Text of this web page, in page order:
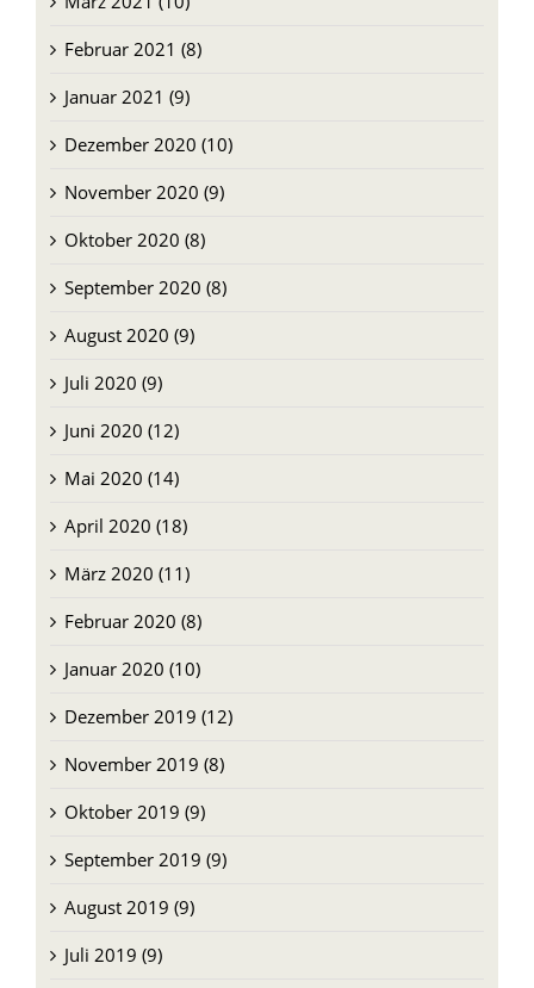
Februar 2021 (8)
Januar 2021 (9)
Dezember 2020 (10)
November 2020 (9)
Oktober 2020 (8)
September 2020 (8)
August 2020 (9)
Juli 2020 (9)
Juni 2020 (12)
Mai 2020 (14)
April 2020 (18)
März 2020 (11)
Februar 2020 (8)
Januar 2020 (10)
Dezember 2019 (12)
November 2019 (8)
Oktober 2019 (9)
September 2019 (9)
August 2019 (9)
Juli 2019 (9)